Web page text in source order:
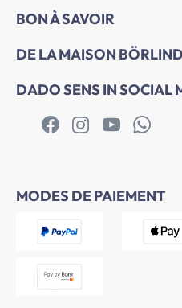
BON À SAVOIR
DE LA MAISON BÖRLIND
DADO SENS IN SOCIAL
MODES DE PAIEMENT